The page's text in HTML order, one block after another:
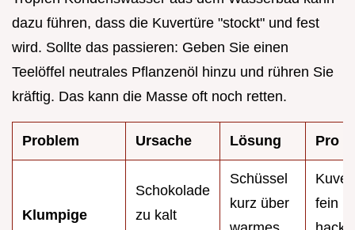
dazu führen, dass die Kuvertüre "stockt" und fest
wird. Sollte das passieren: Geben Sie einen
Teelöffel neutrales Pflanzenöl hinzu und rühren Sie
kräftig. Das kann die Masse oft noch retten.
Problem Ursache Lösung Pro
Klumpige
Schokolade
zu kalt
Schüssel
kurz über
fein